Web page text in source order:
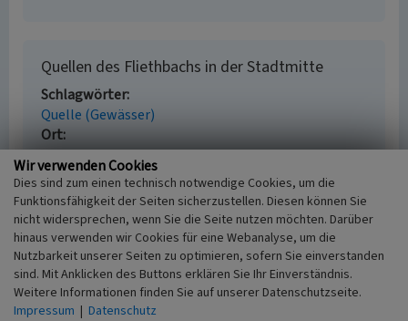
Quellen des Fliethbachs in der Stadtmitte
Schlagwörter
Quelle (Gewässer)
Ort
41061 Mönchengladbach
Fachsicht(en)
Naturschutz
Erfassungsmaßstab
i.d.R. 1:5.000 (größer als 1:20.000)
Erfassungsmethode
Literaturauswertung, Auswertung historischer
Schriften
Wir verwenden Cookies
Dies sind zum einen technisch notwendige Cookies, um die
Funktionsfähigkeit der Seiten sicherzustellen. Diesen können Sie
nicht widersprechen, wenn Sie die Seite nutzen möchten. Darüber
hinaus verwenden wir Cookies für eine Webanalyse, um die
Nutzbarkeit unserer Seiten zu optimieren, sofern Sie einverstanden
sind. Mit Anklicken des Buttons erklären Sie Ihr Einverständnis.
Weitere Informationen finden Sie auf unserer Datenschutzseite.
Impressum | Datenschutz